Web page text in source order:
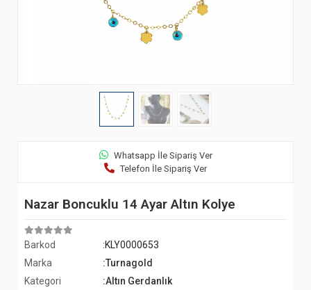
Whatsapp İle Sipariş Ver
Telefon İle Sipariş Ver
Nazar Boncuklu 14 Ayar Altın Kolye
Barkod
:KLY0000653
Marka
:Turnagold
Kategori
:Altın Gerdanlık